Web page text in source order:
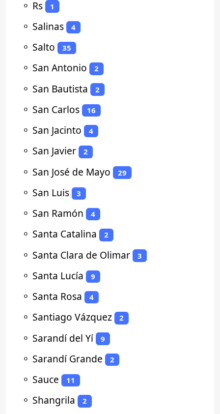
⚬ Rs 1
⚬ Salinas 4
⚬ Salto 35
⚬ San Antonio 2
⚬ San Bautista 2
⚬ San Carlos 16
⚬ San Jacinto 4
⚬ San Javier 2
⚬ San José de Mayo 29
⚬ San Luis 3
⚬ San Ramón 4
⚬ Santa Catalina 2
⚬ Santa Clara de Olimar 3
⚬ Santa Lucía 9
⚬ Santa Rosa 4
⚬ Santiago Vázquez 2
⚬ Sarandí del Yí 9
⚬ Sarandí Grande 2
⚬ Sauce 11
⚬ Shangrila 2